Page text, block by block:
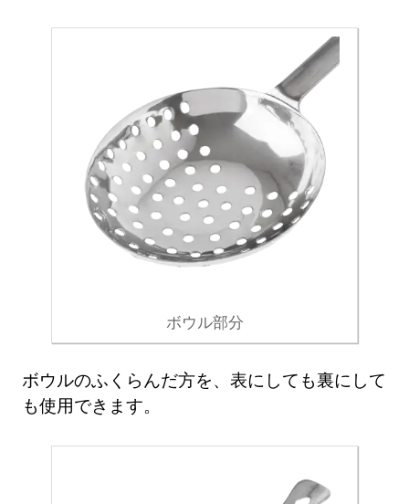
ボウル部分
ボウルのふくらんだ方を、表にしても裏にして
も使用できます。